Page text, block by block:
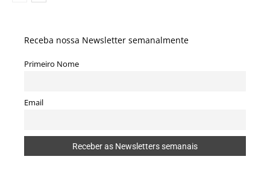
Receba nossa Newsletter semanalmente
Primeiro Nome
Email